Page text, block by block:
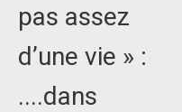
pas assez
d’une vie » :
....dans